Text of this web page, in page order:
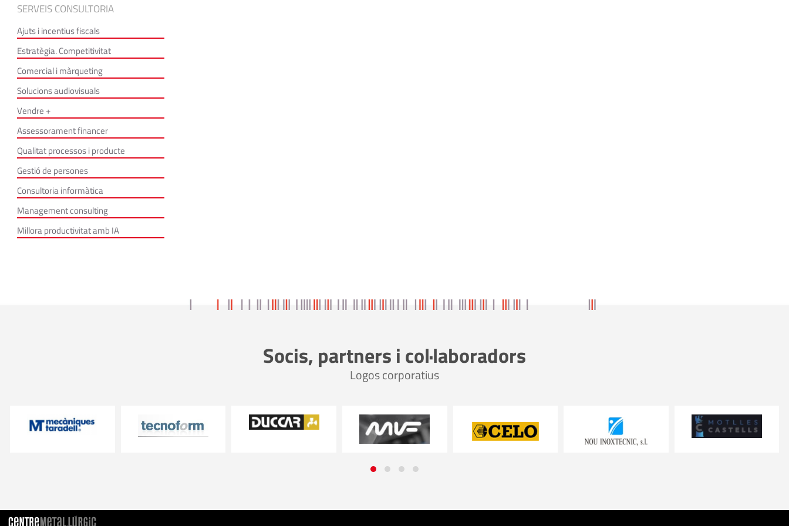
SERVEIS CONSULTORIA
Ajuts i incentius fiscals
Estratègia. Competitivitat
Comercial i màrqueting
Solucions audiovisuals
Vendre +
Assessorament financer
Qualitat processos i producte
Gestió de persones
Consultoria informàtica
Management consulting
Millora productivitat amb IA
Socis, partners i col·laboradors
Logos corporatius